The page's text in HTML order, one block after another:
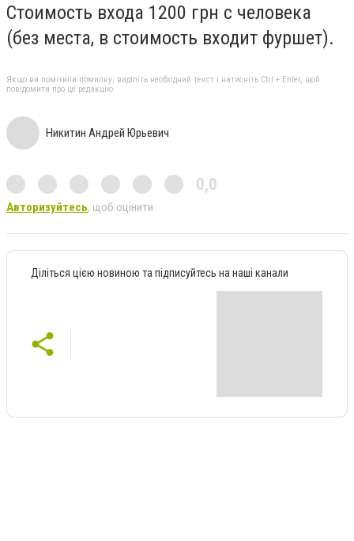
Стоимость входа 1200 грн с человека
(без места, в стоимость входит фуршет).
Якщо ви помітили помилку, виділіть необхідний текст і натисніть Ctrl + Enter, щоб
повідомити про це редакцію
Никитин Андрей Юрьевич
0,0
Авторизуйтесь, щоб оцінити
Діліться цією новиною та підписуйтесь на наші канали